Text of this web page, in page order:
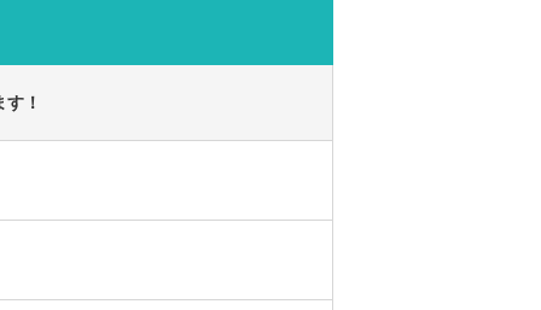
！